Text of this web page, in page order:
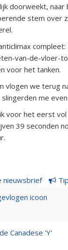
doorweekt, naar
stem over
van-de-vloer-
voor het tanken.
vlogen we terug
me
voor het eerst
39 seconden
nieuwsbrief
icoon
Canadese 'Y'